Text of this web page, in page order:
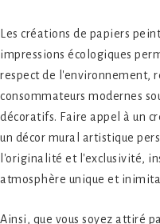
Les créations de papiers
impressions écologiques
respect de l'environnement,
consommateurs modernes
décoratifs. Faire appel à un
un décor mural artistique
l'originalité et l'exclusivité,
atmosphère unique et
Ainsi, que vous soyez attiré